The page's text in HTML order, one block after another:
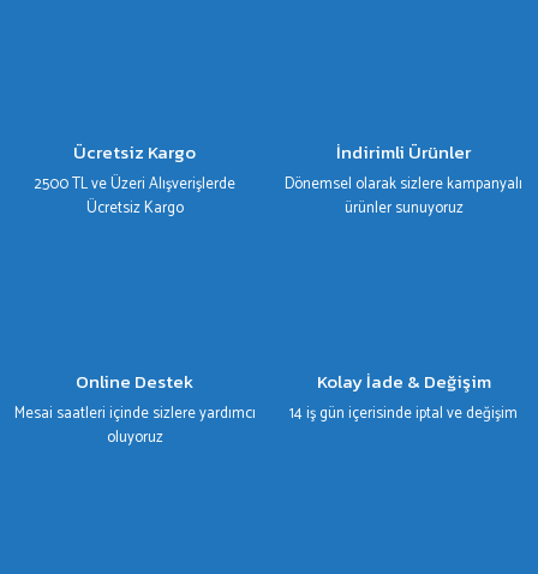
Ürün fiyatı diğer sitelerden daha pahalı.
Bu ürüne benzer farklı alternatifler olmalı.
Ücretsiz Kargo
2500 TL ve Üzeri Alışverişlerde
Ücretsiz Kargo
İndirimli Ürünler
Dönemsel olarak sizlere kampanyalı
ürünler sunuyoruz
Online Destek
Mesai saatleri içinde sizlere yardımcı
oluyoruz
Kolay İade & Değişim
14 iş gün içerisinde iptal ve değişim